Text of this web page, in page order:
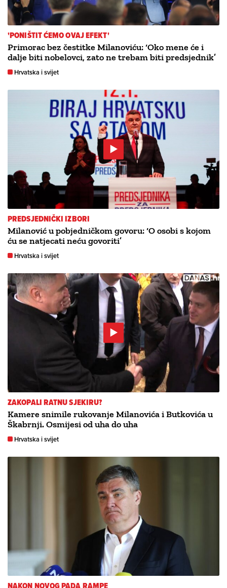
'PONIŠTIT ĆEMO OVAJ EFEKT'
Primorac bez čestitke Milanoviću: ‘Oko mene će i
dalje biti nobelovci, zato ne trebam biti predsjednik’
Hrvatska i svijet
PREDSJEDNIČKI IZBORI
Milanović u pobjedničkom govoru: ‘O osobi s kojom
ću se natjecati neću govoriti’
Hrvatska i svijet
ZAKOPALI RATNU SJEKIRU?
Kamere snimile rukovanje Milanovića i Butkovića u
Škabrnji. Osmijesi od uha do uha
Hrvatska i svijet
NAKON NOVOG PADA RAMPE